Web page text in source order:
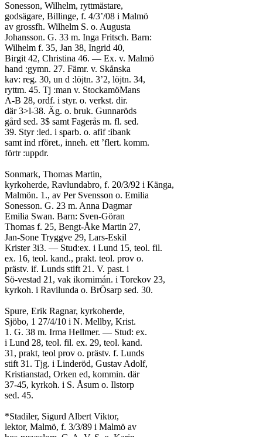
Sonesson, Wilhelm, ryttmästare,
godsägare, Billinge, f. 4/3’/08 i Malmö
av grossfh. Wilhelm S. o. Augusta
Johansson. G. 33 m. Inga Fritsch. Barn:
Wilhelm f. 35, Jan 38, Ingrid 40,
Birgit 42, Christina 46. — Ex. v. Malmö
hand :gymn. 27. Fämr. v. Skånska
kav: reg. 30, un d :löjtn. 3’2, löjtn. 34,
ryttm. 45. Tj :man v. StockamöMans
A-B 28, ordf. i styr. o. verkst. dir.
där 3>l-38. Äg. o. bruk. Gunnaröds
gård sed. 3$ samt Fagerås m. fl. sed.
39. Styr :led. i sparb. o. afif :ibank
samt ind rföret., inneh. ett ’flert. komm.
förtr :uppdr.
Sonmark, Thomas Martin,
kyrkoherde, Ravlundabro, f. 20/3/92 i Känga,
Malmön. 1., av Per Svensson o. Emilia
Sonesson. G. 23 m. Anna Dagmar
Emilia Swan. Barn: Sven-Göran
Thomas f. 25, Bengt-Åke Martin 27,
Jan-Sone Tryggve 29, Lars-Eskil
Krister 3i3. — Stud:ex. i Lund 15, teol. fil.
ex. 16, teol. kand., prakt. teol. prov o.
prästv. if. Lunds stift 21. V. past. i
Sö-vestad 21, vak ikornimán. i Torekov 23,
kyrkoh. i Ravilunda o. BrÖsarp sed. 30.
Spure, Erik Ragnar, kyrkoherde,
Sjöbo, 1 27/4/10 i N. Mellby, Krist.
1. G. 38 m. Irma Hellmer. — Stud: ex.
i Lund 28, teol. fil. ex. 29, teol. kand.
31, prakt, teol prov o. prästv. f. Lunds
stift 31. Tjg. i Linderöd, Gustav Adolf,
Kristianstad, Orken ed, kommin. där
37-45, kyrkoh. i S. Åsum o. Ilstorp
sed. 45.
*Stadiler, Sigurd Albert Viktor,
lektor, Malmö, f. 3/3/89 i Malmö av